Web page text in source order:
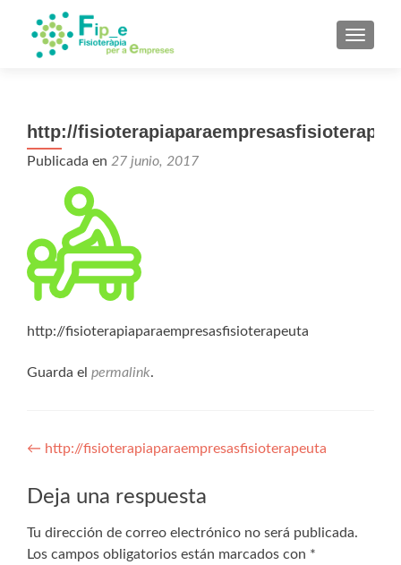
http://
Publicada en 27 junio, 2017
http://fisioterapiaparaempresasfisioterapeuta
Guarda el permalink.
Navegación
de
entradas
← http://fisioterapiaparaempresasfisioterapeuta
Deja una respuesta
Tu dirección de correo electrónico no será publicada.
Los campos obligatorios están marcados con *